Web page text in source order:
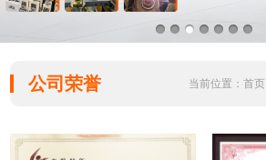
公司荣誉 当前位置： 首页